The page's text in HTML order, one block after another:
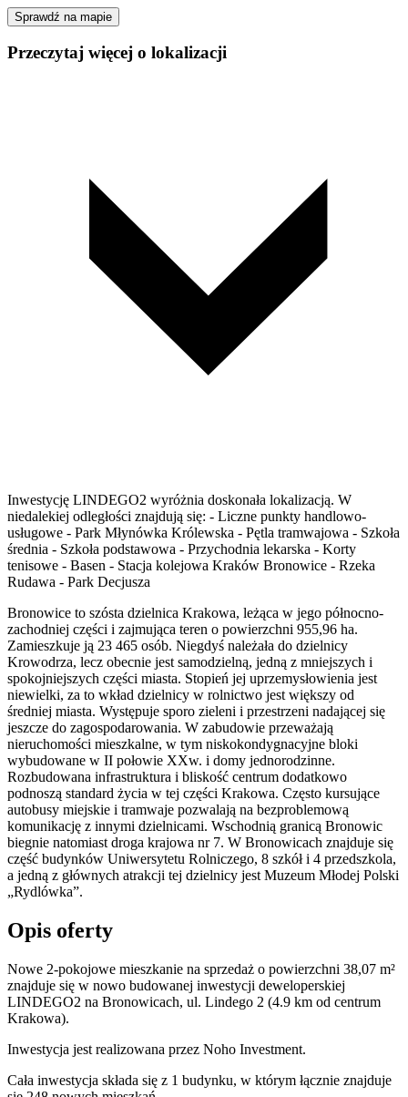
Sprawdź na mapie
Przeczytaj więcej o lokalizacji
Inwestycję LINDEGO2 wyróżnia doskonała lokalizacją. W
niedalekiej odległości znajdują się: - Liczne punkty handlowo-
usługowe - Park Młynówka Królewska - Pętla tramwajowa - Szkoła
średnia - Szkoła podstawowa - Przychodnia lekarska - Korty
tenisowe - Basen - Stacja kolejowa Kraków Bronowice - Rzeka
Rudawa - Park Decjusza
Bronowice to szósta dzielnica Krakowa, leżąca w jego północno-
zachodniej części i zajmująca teren o powierzchni 955,96 ha.
Zamieszkuje ją 23 465 osób. Niegdyś należała do dzielnicy
Krowodrza, lecz obecnie jest samodzielną, jedną z mniejszych i
spokojniejszych części miasta. Stopień jej uprzemysłowienia jest
niewielki, za to wkład dzielnicy w rolnictwo jest większy od
średniej miasta. Występuje sporo zieleni i przestrzeni nadającej się
jeszcze do zagospodarowania. W zabudowie przeważają
nieruchomości mieszkalne, w tym niskokondygnacyjne bloki
wybudowane w II połowie XXw. i domy jednorodzinne.
Rozbudowana infrastruktura i bliskość centrum dodatkowo
podnoszą standard życia w tej części Krakowa. Często kursujące
autobusy miejskie i tramwaje pozwalają na bezproblemową
komunikację z innymi dzielnicami. Wschodnią granicą Bronowic
biegnie natomiast droga krajowa nr 7. W Bronowicach znajduje się
część budynków Uniwersytetu Rolniczego, 8 szkół i 4 przedszkola,
a jedną z głównych atrakcji tej dzielnicy jest Muzeum Młodej Polski
„Rydlówka”.
Opis oferty
Nowe 2-pokojowe mieszkanie na sprzedaż o powierzchni 38,07 m²
znajduje się w nowo budowanej inwestycji deweloperskiej
LINDEGO2 na Bronowicach, ul. Lindego 2 (4.9 km od centrum
Krakowa).
Inwestycja jest realizowana przez Noho Investment.
Cała inwestycja składa się z 1 budynku, w którym łącznie znajduje